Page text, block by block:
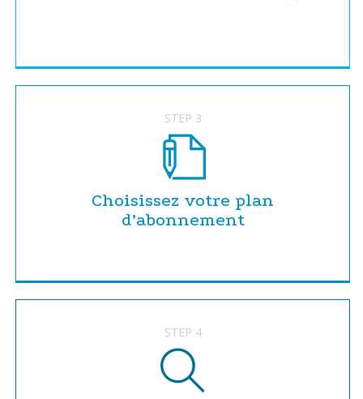
STEP 3
Choisissez votre plan
d’abonnement
STEP 4